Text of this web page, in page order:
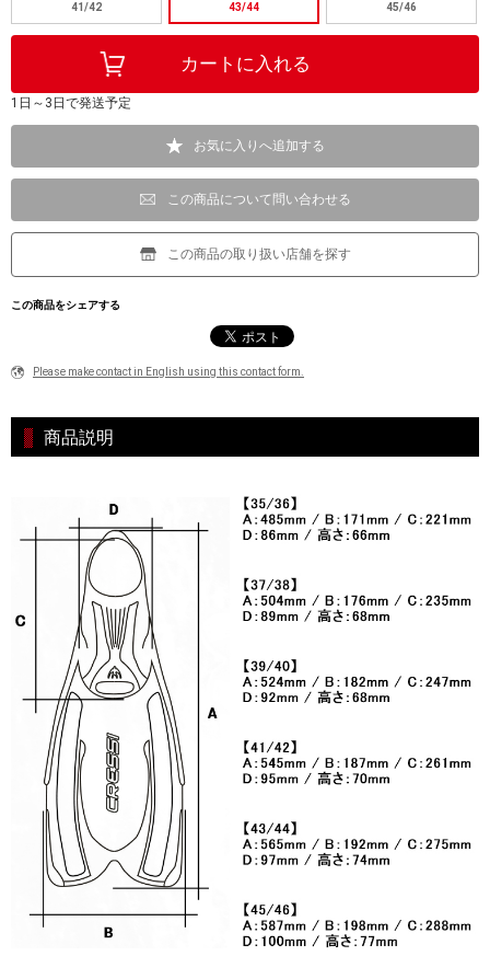
41/42 43/44 45/46
1日～3日で発送予定
お気に入りへ追加する
この商品について問い合わせる
この商品の取り扱い店舗を探す
この商品をシェアする
Please make contact in English using this contact form.
商品説明